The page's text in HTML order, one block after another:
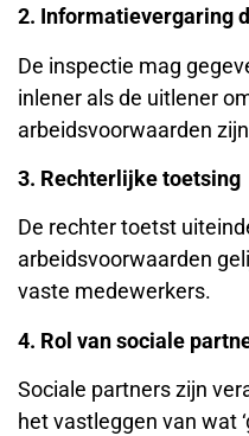
2. Informatievergaring
De inspectie mag
inlener als de uitlener
arbeidsvoorwaarden
3. Rechterlijke toetsing
De rechter toetst
arbeidsvoorwaarden
vaste medewerkers.
4. Rol van sociale
Sociale partners zijn
het vastleggen van wat